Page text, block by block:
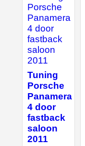
Tuning
Porsche
Panamera
4 door
fastback
saloon
2011